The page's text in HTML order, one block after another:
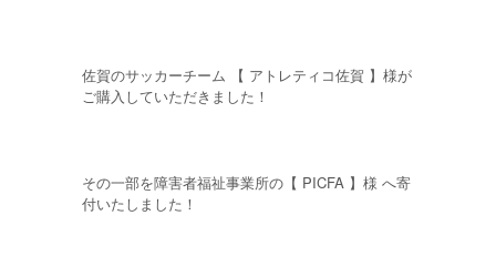
佐賀のサッカーチーム 【 アトレティコ佐賀 】様が
ご購入していただきました！
その一部を障害者福祉事業所の【 PICFA 】様 へ寄
付いたしました！